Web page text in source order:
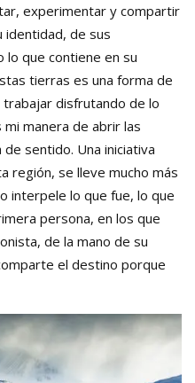
experimentar y compartir
de sus
que contiene en su
tierras es una forma de
disfrutando de lo
manera de abrir las
sentido. Una iniciativa
región, se lleve mucho más
interpele lo que fue, lo que
persona, en los que
de la mano de su
el destino porque